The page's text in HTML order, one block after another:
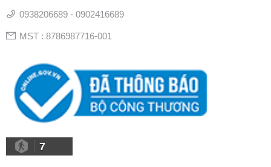
0938206689 - 0902416689
MST : 8786987716-001
7